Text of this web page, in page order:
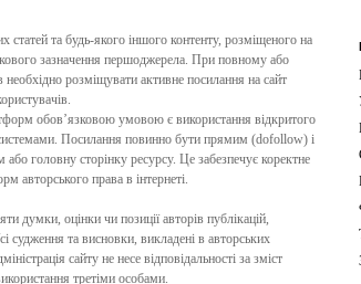
статей та будь-якого іншого контенту, розміщеного на
зазначення першоджерела. При повному або
розміщувати активне посилання на сайт
обов’язковою умовою є використання відкритого
Посилання повинно бути прямим (dofollow) і
або головну сторінку ресурсу. Це забезпечує коректне
авторського права в інтернеті.
думки, оцінки чи позиції авторів публікацій,
судження та висновки, викладені в авторських
сайту не несе відповідальності за зміст
третіми особами.